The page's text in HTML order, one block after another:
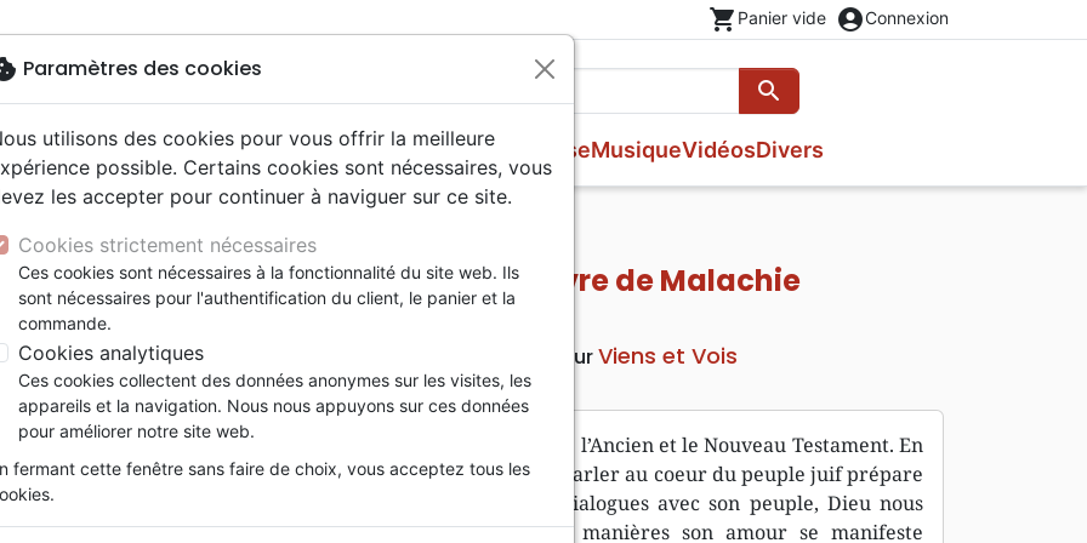
shopping_cart Panier vide account_circleConnexion
search
Rechercher
NouveautésBibles
courant
Français fondamental
Autres versions
Bibles d'étude
Bibles audio
Livres
sectes
adoration, louange
Famille, couple
Personne, santé
Ethique, société, politique
Religions
Bandes dessinées
Jeunesse
ans
Adolescents, jeunes
Enseignement jeunesse
Musique
Noël, Musique de fête
Recueils et partitions
Vidéos
reportages
animés
Concerts, spectacles
Divers
Willow Tree
Objets cadeaux
Jeux
Fourres de Bible
Nouvelle Bible commentée - livre de Malachie
Nouvelle Bible commentée - livre de Malachie
Référence EditeurViens et Vois
Description Détails du produit
Le livre de Malachie constitue un pont qui relie l’Ancien et le Nouveau Testament. En
effet, le dernier prophète envoyé à Juda pour parler au coeur du peuple juif prépare
celui-ci à l’arrivée du Messie. A travers six dialogues avec son peuple, Dieu nous
éclaire sur sa nature et dévoile de quelles manières son amour se manifeste
Paramètres des cookies
utilisons des cookies pour vous offrir la meilleure
possible. Certains cookies sont nécessaires, vous
les accepter pour continuer à naviguer sur ce site.
Cookies strictement nécessaires
Ces cookies sont nécessaires à la fonctionnalité du site web. Ils
sont nécessaires pour l'authentification du client, le panier et la
commande.
Cookies analytiques
Ces cookies collectent des données anonymes sur les visites, les
appareils et la navigation. Nous nous appuyons sur ces données
pour améliorer notre site web.
fermant cette fenêtre sans faire de choix, vous acceptez tous les